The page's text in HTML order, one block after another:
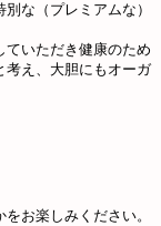
な（プレミアムな）
ていただき健康のため
考え、大胆にもオーガ
お楽しみください。